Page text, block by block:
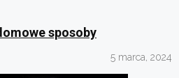
sposoby
5 marca, 2024